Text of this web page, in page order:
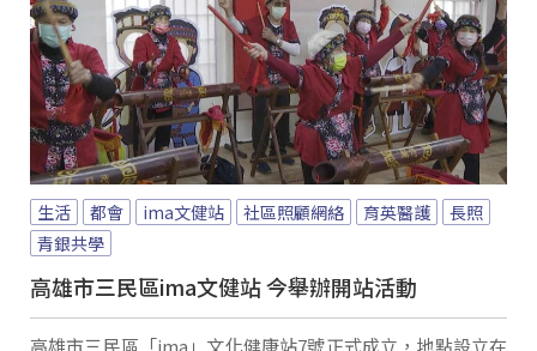
生活 都會 ima文健站 社區照顧網絡 育英醫護
長照
青銀共學
高雄市三民區ima文健站 今舉辦開站活動
高雄市三民區「ima」文化健康站7號正式成立，地點設立在